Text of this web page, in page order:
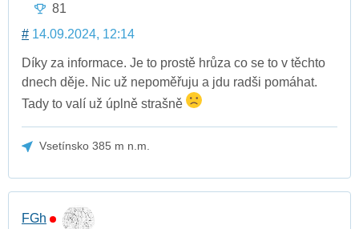
81
# 14.09.2024, 12:14
Díky za informace. Je to prostě hrůza co se to v těchto
dnech děje. Nic už nepoměřuju a jdu radši pomáhat.
Tady to valí už úplně strašně
Vsetínsko 385 m n.m.
FGh